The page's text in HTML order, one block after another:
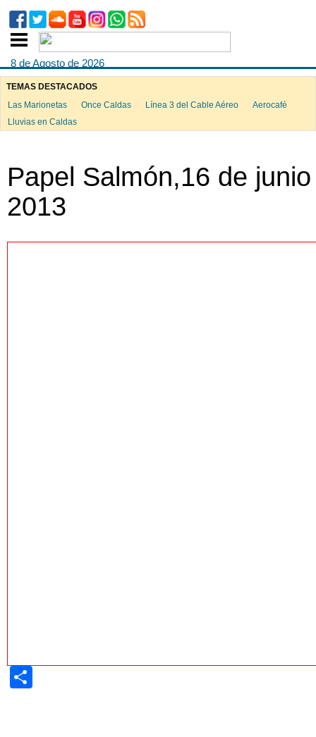
8 de Agosto de 2026
TEMAS DESTACADOS
Las Marionetas
Once Caldas Línea 3 del Cable Aéreo
Aerocafé
Lluvias en Caldas
Papel Salmón,16 de junio
2013